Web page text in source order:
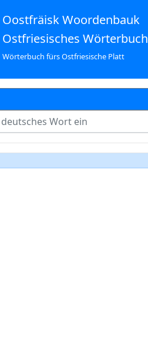
Oostfräisk Woordenbauk
Ostfriesisches Wörterbuch
Wörterbuch fürs Ostfriesische Platt